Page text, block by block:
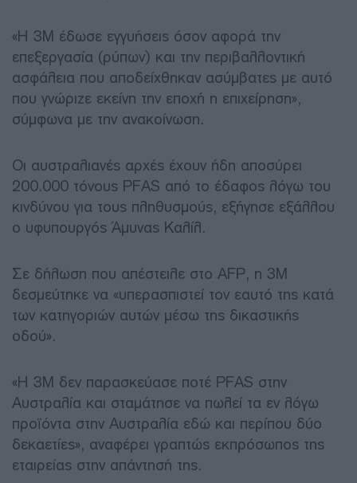
«Η 3M έδωσε εγγυήσεις όσον αφορά την
επεξεργασία (ρύπων) και την περιβαλλοντική
ασφάλεια που αποδείχθηκαν ασύμβατες με αυτό
που γνώριζε εκείνη την εποχή η επιχείρηση»,
σύμφωνα με την ανακοίνωση.
Οι αυστραλιανές αρχές έχουν ήδη αποσύρει
200.000 τόνους PFAS από το έδαφος λόγω του
κινδύνου για τους πληθυσμούς, εξήγησε εξάλλου
ο υφυπουργός Άμυνας Καλίλ.
Σε δήλωση που απέστειλε στο AFP, η 3M
δεσμεύτηκε να «υπερασπιστεί τον εαυτό της κατά
των κατηγοριών αυτών μέσω της δικαστικής
οδού».
«Η 3M δεν παρασκεύασε ποτέ PFAS στην
Αυστραλία και σταμάτησε να πωλεί τα εν λόγω
προϊόντα στην Αυστραλία εδώ και περίπου δύο
δεκαετίες», αναφέρει γραπτώς εκπρόσωπος της
εταιρείας στην απάντησή της.